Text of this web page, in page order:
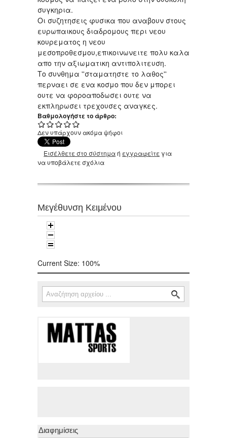
συγκηρια.
Οι συζητησεις φυσικα που αναβουν στους
ευρωπαικους διαδρομους περι νεου
κουρεματος η νεου
μεσοπροθεσμου,επικοινωνειτε πολυ καλα
απο την αξιωματικη αντιπολιτευση.
Το συνθημα ''σταματηστε το λαθος''
περναει σε ενα κοσμο που δεν μπορει
ουτε να φοροαποδωσει ουτε να
εκπληρωσει τρεχουσες αναγκες.
Βαθμολογήστε το άρθρο:
Δεν υπάρχουν ακόμα ψήφοι
Εισέλθετε στο σύστημαή εγγραφείτε για
να υποβάλετε σχόλια
Μεγέθυνση Κειμένου
Current Size: 100%
Φόρμα αναζήτησης
Αναζήτηση
Διαφημίσεις